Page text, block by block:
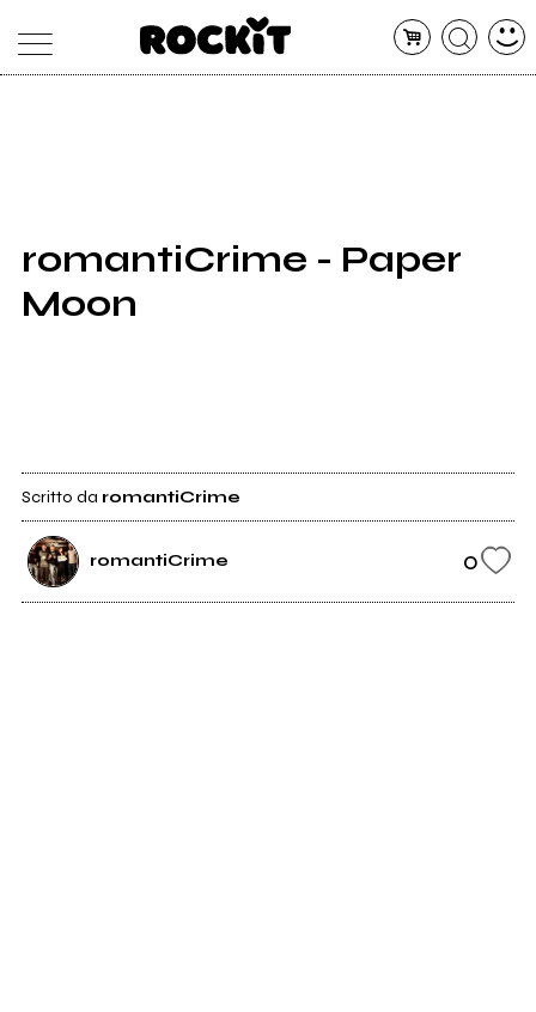
SHOP
RADIO
romantiCrime - Paper
Moon
Scritto da romantiCrime
romantiCrime 0